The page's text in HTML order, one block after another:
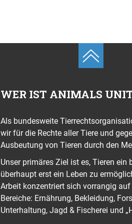
WER IST ANIMALS
Als bundesweite
wir für die Rechte aller Tiere und
Ausbeutung von Tieren durch den
Unser primäres Ziel ist es, Tieren ein
überhaupt erst ein Leben zu
Arbeit konzentriert sich vorrangig
Bereiche: Ernährung, Bekleidung,
Unterhaltung, Jagd & Fischerei und